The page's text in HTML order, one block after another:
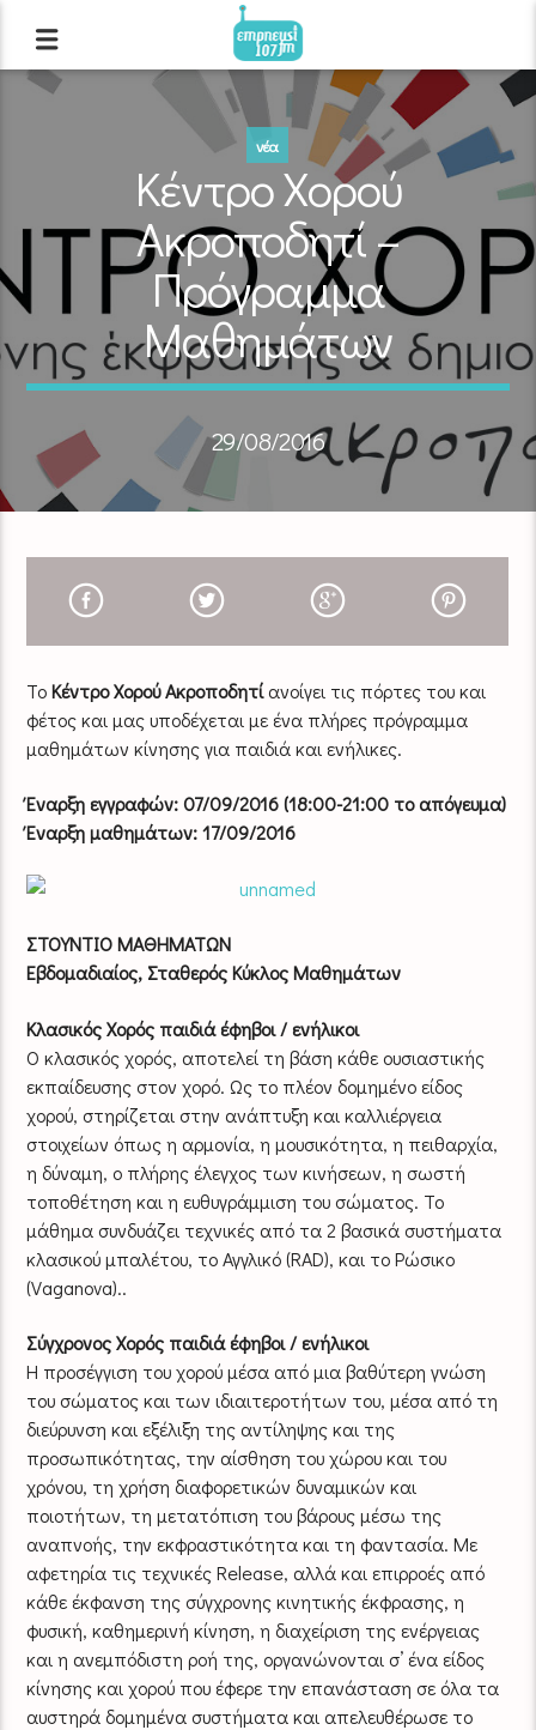
νέα
Κέντρο Χορού
Ακροποδητί –
Πρόγραμμα
Μαθημάτων
29/08/2016
ΤοΚέντρο Χορού Ακροποδητίανοίγει τις πόρτες του και
φέτος και μας υποδέχεται με ένα πλήρες πρόγραμμα
μαθημάτων κίνησης για παιδιά και ενήλικες.
Έναρξη εγγραφών: 07/09/2016 (18:00-21:00 το απόγευμα)
Έναρξη μαθημάτων: 17/09/2016
ΣΤΟΥΝΤΙΟ ΜΑΘΗΜΑΤΩΝ
Εβδομαδιαίος, Σταθερός Κύκλος Μαθημάτων
Κλασικός Χορός παιδιά έφηβοι / ενήλικοι
Ο κλασικός χορός, αποτελεί τη βάση κάθε ουσιαστικής
εκπαίδευσης στον χορό. Ως το πλέον δομημένο είδος
χορού, στηρίζεται στην ανάπτυξη και καλλιέργεια
στοιχείων όπως η αρμονία, η μουσικότητα, η πειθαρχία,
η δύναμη, ο πλήρης έλεγχος των κινήσεων, η σωστή
τοποθέτηση και η ευθυγράμμιση του σώματος. Το
μάθημα συνδυάζει τεχνικές από τα 2 βασικά συστήματα
κλασικού μπαλέτου, το Αγγλικό (RAD), και το Ρώσικο
(Vaganova)..
Σύγχρονος Χορός παιδιά έφηβοι / ενήλικοι
Η προσέγγιση του χορού μέσα από μια βαθύτερη γνώση
του σώματος και των ιδιαιτεροτήτων του, μέσα από τη
διεύρυνση και εξέλιξη της αντίληψης και της
προσωπικότητας, την αίσθηση του χώρου και του
χρόνου, τη χρήση διαφορετικών δυναμικών και
ποιοτήτων, τη μετατόπιση του βάρους μέσω της
αναπνοής, την εκφραστικότητα και τη φαντασία. Με
αφετηρία τις τεχνικές Release, αλλά και επιρροές από
κάθε έκφανση της σύγχρονης κινητικής έκφρασης, η
φυσική, καθημερινή κίνηση, η διαχείριση της ενέργειας
και η ανεμπόδιστη ροή της, οργανώνονται σ’ ένα είδος
κίνησης και χορού που έφερε την επανάσταση σε όλα τα
αυστηρά δομημένα συστήματα και απελευθέρωσε το